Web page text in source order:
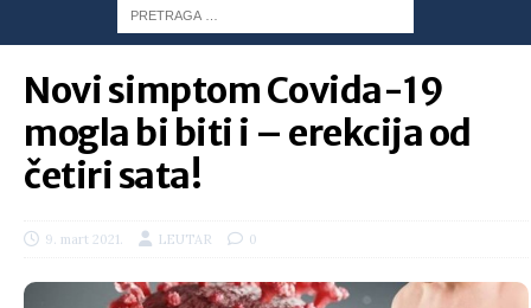
Novi simptom Covida-19
mogla bi biti i – erekcija od
četiri sata!
9. mart 2021. LEUTAR 0